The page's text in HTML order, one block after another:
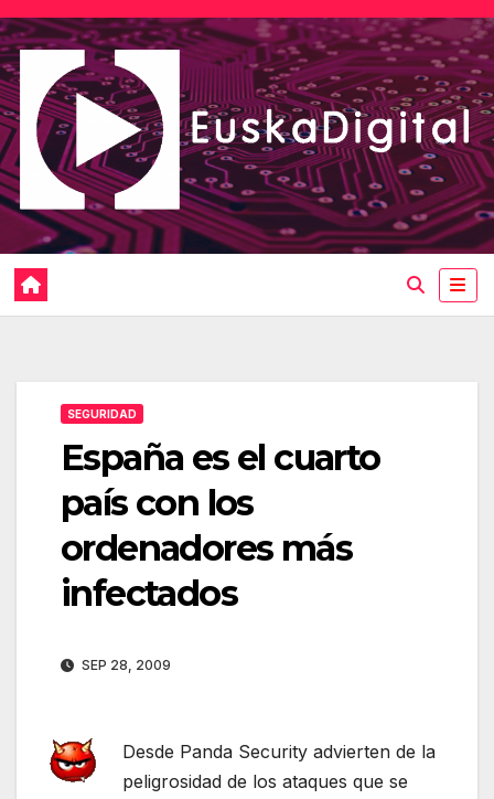
Saltar
al
contenido
SEGURIDAD
España es el cuarto
país con los
ordenadores más
infectados
SEP 28, 2009
Desde Panda Security advierten de la
peligrosidad de los ataques que se